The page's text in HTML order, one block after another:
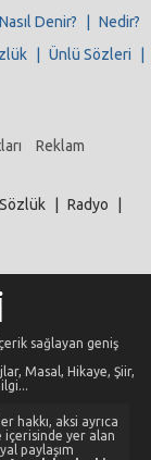
Nasıl Denir?
Nedir?
Ünlü Sözleri
Reklam
Radyo
sağlayan geniş
Masal, Hikaye, Şiir,
hakkı, aksi ayrıca
yer alan
paylaşım